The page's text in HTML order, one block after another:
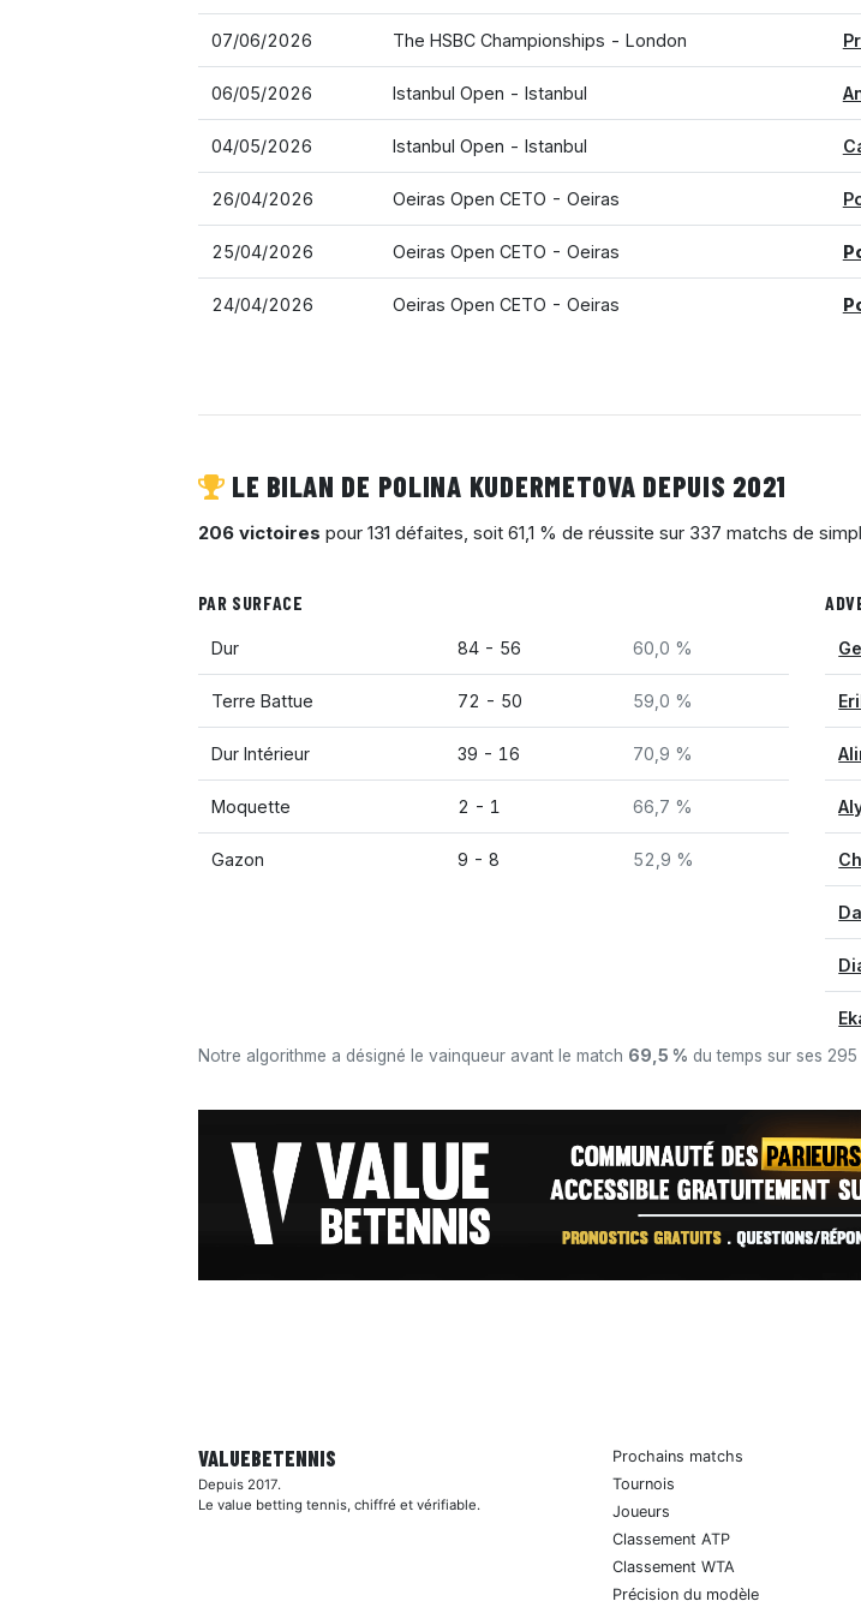
07/06/2026 The HSBC Championships - London
06/05/2026 Istanbul Open - Istanbul
04/05/2026 Istanbul Open - Istanbul
26/04/2026 Oeiras Open CETO - Oeiras
25/04/2026 Oeiras Open CETO - Oeiras
24/04/2026 Oeiras Open CETO - Oeiras
LE BILAN DE POLINA KUDERMETOVA DEPUIS 2021
206 victoires pour 131 défaites, soit 61,1 % de réussite sur 337 matchs de
PAR SURFACE
Dur 84 - 56 60,0 %
Terre Battue 72 - 50 59,0 %
Dur Intérieur 39 - 16 70,9 %
Moquette 2 - 1 66,7 %
Gazon 9 - 8 52,9 %
Notre algorithme a désigné le vainqueur avant le match 69,5 % du temps sur ses
VALUEBETENNIS
Depuis 2017.
Le value betting tennis, chiffré et vérifiable.
Prochains matchs
Tournois
Joueurs
Classement ATP
Classement WTA
Précision du modèle